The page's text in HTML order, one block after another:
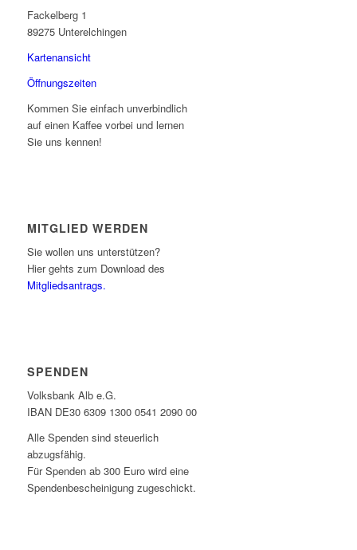
Fackelberg 1
89275 Unterelchingen
Kartenansicht
Öffnungszeiten
Kommen Sie einfach unverbindlich
auf einen Kaffee vorbei und lernen
Sie uns kennen!
MITGLIED WERDEN
Sie wollen uns unterstützen?
Hier gehts zum Download des
Mitgliedsantrags.
SPENDEN
Volksbank Alb e.G.
IBAN DE30 6309 1300 0541 2090 00
Alle Spenden sind steuerlich
abzugsfähig.
Für Spenden ab 300 Euro wird eine
Spendenbescheinigung zugeschickt.